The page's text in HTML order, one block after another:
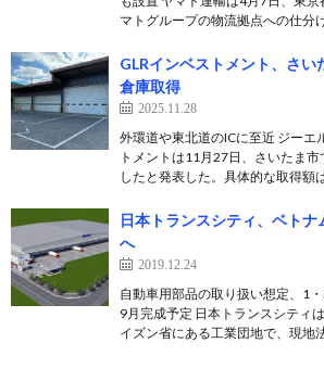
マトグループの物流拠点への仕分
GLRインベストメント、さ
倉庫取得
2025.11.28
外環道や東北道のICに至近 ジーエ
トメントは11月27日、さいたま
したと発表した。具体的な取得額
日本トランスシティ、ベト
へ
2019.12.24
自動車用部品の取り扱い想定、1
9月完成予定 日本トランスシティ
イズン省にある工業団地で、現地